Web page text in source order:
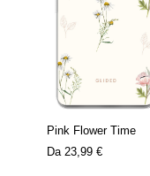
Pink Flower Time
Da 23,99 €